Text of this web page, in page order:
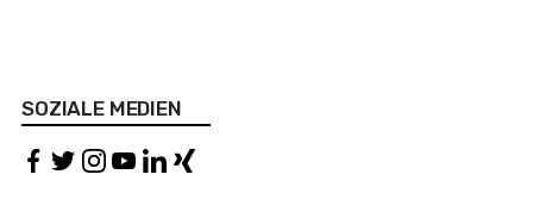
SOZIALE MEDIEN